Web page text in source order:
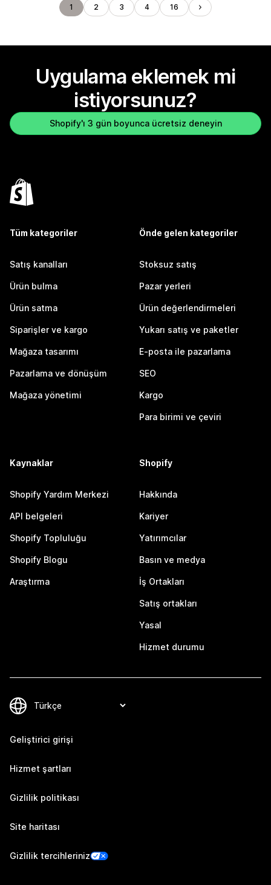
1 2 3 4 16
Uygulama eklemek mi
istiyorsunuz?
Shopify'ı 3 gün boyunca ücretsiz deneyin
Tüm kategoriler
Satış kanalları
Ürün bulma
Ürün satma
Siparişler ve kargo
Mağaza tasarımı
Pazarlama ve dönüşüm
Mağaza yönetimi
Önde gelen kategoriler
Stoksuz satış
Pazar yerleri
Ürün değerlendirmeleri
Yukarı satış ve paketler
E-posta ile pazarlama
SEO
Kargo
Para birimi ve çeviri
Kaynaklar
Shopify Yardım Merkezi
API belgeleri
Shopify Topluluğu
Shopify Blogu
Araştırma
Shopify
Hakkında
Kariyer
Yatırımcılar
Basın ve medya
İş Ortakları
Satış ortakları
Yasal
Hizmet durumu
Geliştirici girişi
Hizmet şartları
Gizlilik politikası
Site haritası
Gizlilik tercihleriniz